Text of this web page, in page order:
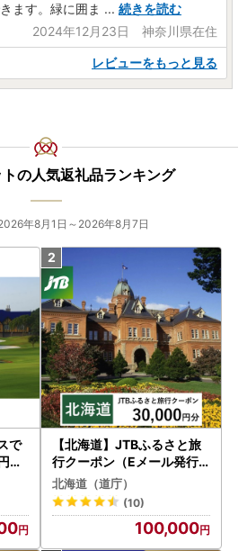
ます。​緑に囲ま ... 続きを読む
2024年12月23日 神奈川県在住
レビューをもっと見る
の人気返礼品ランキング
年8月1日～2026年8月7日
で
分
【北海道】JTBふるさと旅
行クーポン（Eメール発行
）30,000円分 旅行 トラベ
ル 宿泊 人気 おすすめ JTB
W030T
北海道（道庁）
(10)
100,000